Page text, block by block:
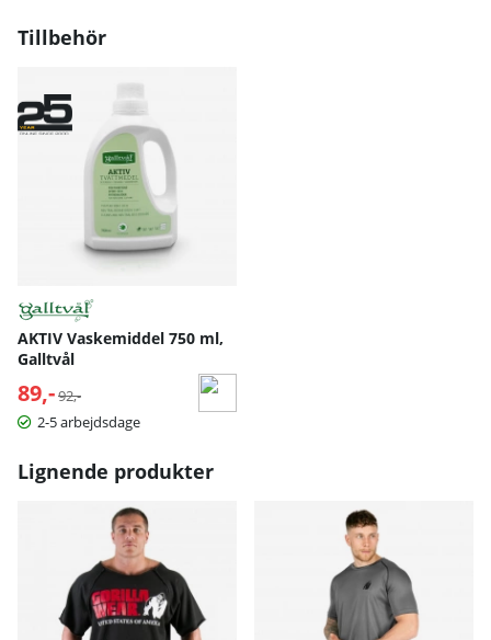
Tillbehör
AKTIV Vaskemiddel 750 ml,
Galltvål
89,- Normalpris:
92,-
2-5 arbejdsdage
Lignende produkter